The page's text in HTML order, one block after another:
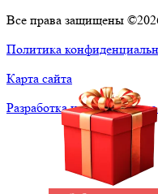
Все права защищены
Политика
Карта сайта
Разработка и